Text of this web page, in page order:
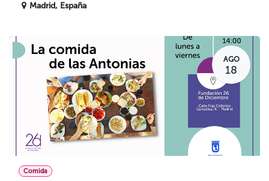
Madrid, España
AGO
18
Comida